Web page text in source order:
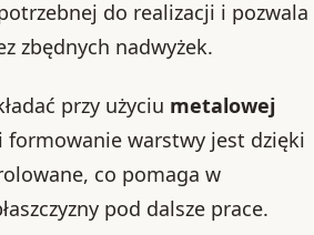
do realizacji i pozwala
zbędnych nadwyżek.
przy użyciu metalowej
formowanie warstwy jest dzięki
co pomaga w
pod dalsze prace.